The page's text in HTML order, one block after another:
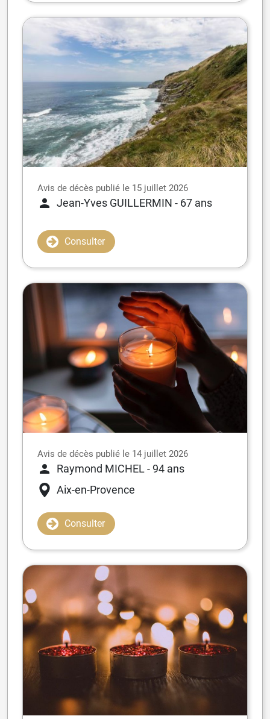
Avis de décès publié le 15 juillet 2026
Jean-Yves GUILLERMIN - 67 ans
Consulter
Avis de décès publié le 14 juillet 2026
Raymond MICHEL- 94 ans
Aix-en-Provence
Consulter